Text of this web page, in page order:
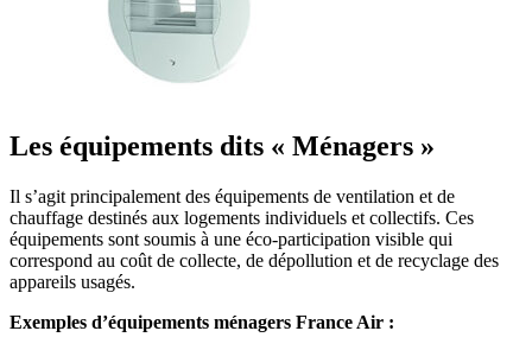
Les équipements dits « Ménagers »
Il s’agit principalement des équipements de ventilation et de
chauffage destinés aux logements individuels et collectifs. Ces
équipements sont soumis à une éco-participation visible qui
correspond au coût de collecte, de dépollution et de recyclage des
appareils usagés.
Exemples d’équipements ménagers France Air :